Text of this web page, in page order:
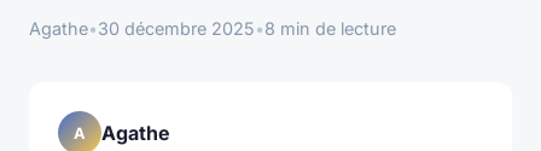
Agathe•30 décembre 2025•8 min de lecture
A Agathe